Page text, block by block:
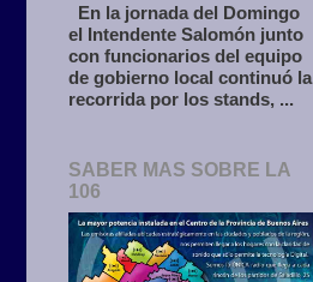
En la jornada del Domingo
el Intendente Salomón junto
con funcionarios del equipo
de gobierno local continuó la
recorrida por los stands, ...
SABER MAS SOBRE LA
106